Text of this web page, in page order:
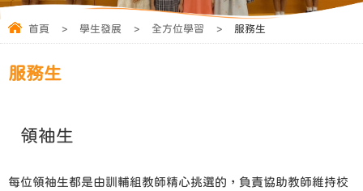
首頁 > 學生發展 > 全方位學習 > 服務生
服務生
領袖生
每位領袖生都是由訓輔組教師精心挑選的，負責協助教師維持校